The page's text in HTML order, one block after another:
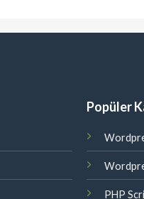
Popüler
PHP